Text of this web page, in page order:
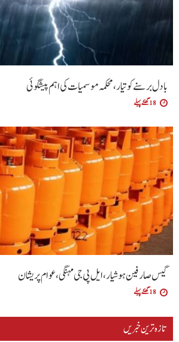
بادل برسنے کو تیار، محکمہ موسمیات کی اہم پیشگوئی
18 گھنٹے پہلے
گیس صارفین ہوشیار، ایل پی جی مہنگی، عوام پریشان
18 گھنٹے پہلے
تازہ ترین خبریں